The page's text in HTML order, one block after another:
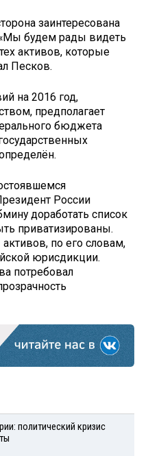
заинтересована
будем рады видеть
активов, которые
Песков.
на 2016 год,
предполагает
бюджета
России
доработать список
приватизированы.
по его словам,
юрисдикции.
потребовал
политический кризис